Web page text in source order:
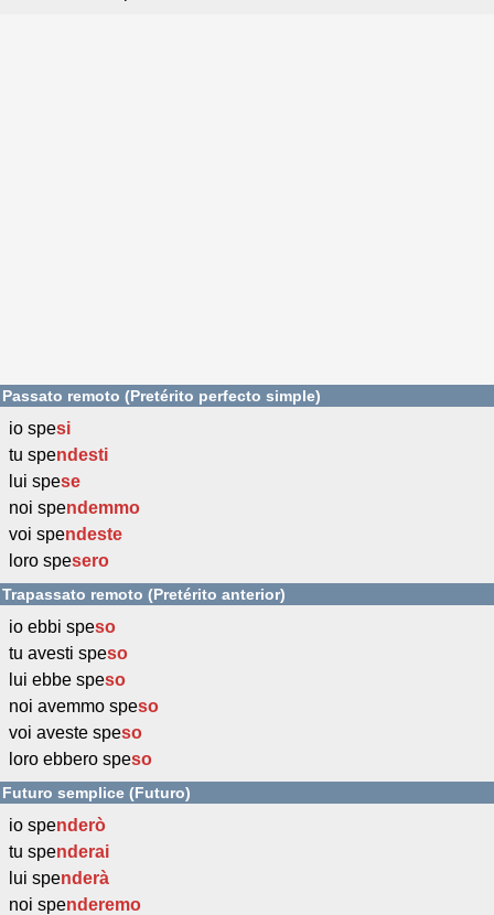
Passato remoto (Pretérito perfecto simple)
io spesi
tu spendesti
lui spese
noi spendemmo
voi spendeste
loro spesero
Trapassato remoto (Pretérito anterior)
io ebbi speso
tu avesti speso
lui ebbe speso
noi avemmo speso
voi aveste speso
loro ebbero speso
Futuro semplice (Futuro)
io spenderò
tu spenderai
lui spenderà
noi spenderemo